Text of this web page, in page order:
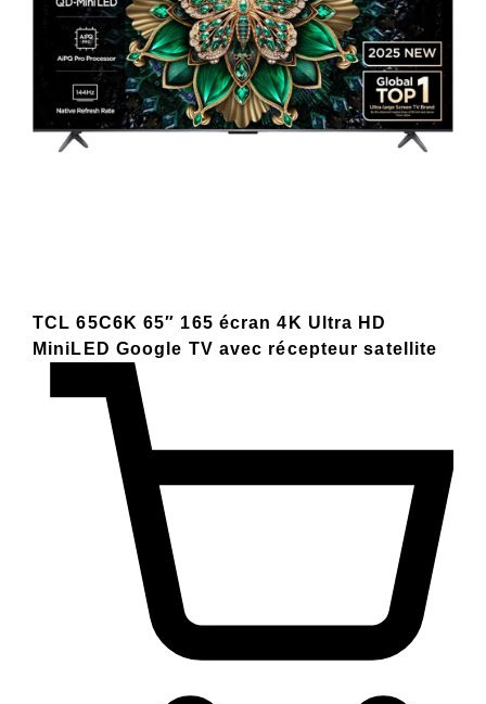
TCL 65C6K 65″ 165 écran 4K Ultra HD
MiniLED Google TV avec récepteur satellite